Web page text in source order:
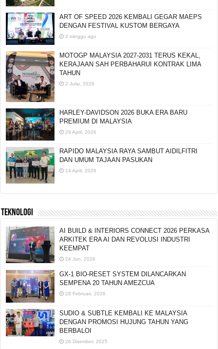
ART OF SPEED 2026 KEMBALI GEGAR MAEPS
DENGAN FESTIVAL KUSTOM BERGAYA
2 minggu ago
MOTOGP MALAYSIA 2027-2031 TERUS KEKAL,
KERAJAAN SAH PERBAHARUI KONTRAK LIMA
TAHUN
2 Julai, 2026
HARLEY-DAVIDSON 2026 BUKA ERA BARU
PREMIUM DI MALAYSIA
29 April, 2026
RAPIDO MALAYSIA RAYA SAMBUT AIDILFITRI
DAN UMUM TAJAAN PASUKAN
14 April, 2026
TEKNOLOGI
AI BUILD & INTERIORS CONNECT 2026 PERKASA
ARKITEK ERA AI DAN REVOLUSI INDUSTRI
KEEMPAT
24 Jun, 2026
GX-1 BIO-RESET SYSTEM DILANCARKAN
SEMPENA 20 TAHUN AMEZCUA
28 Februari, 2026
SUDIO & SUBTLE KEMBALI KE MALAYSIA
DENGAN PROMOSI HUJUNG TAHUN YANG
BERBALOI
26 Disember, 2025